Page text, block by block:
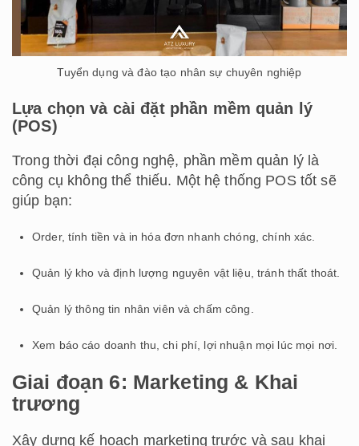
Tuyển dụng và đào tạo nhân sự chuyên nghiệp
Lựa chọn và cài đặt phần mềm quản lý
(POS)
Trong thời đại công nghệ, phần mềm quản lý là
công cụ không thể thiếu. Một hệ thống POS tốt sẽ
giúp bạn:
Order, tính tiền và in hóa đơn nhanh chóng, chính xác.
Quản lý kho và định lượng nguyên vật liệu, tránh thất thoát.
Quản lý thông tin nhân viên và chấm công.
Xem báo cáo doanh thu, chi phí, lợi nhuận mọi lúc mọi nơi.
Giai đoạn 6: Marketing & Khai
trương
Xây dựng kế hoạch marketing trước và sau khai